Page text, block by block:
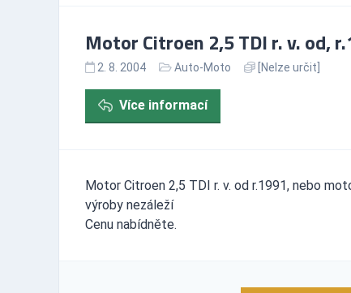
Motor Citroen 2,5 TDI r. v. od,
2. 8. 2004 Auto-Moto [Nelze určit]
Více informací
Motor Citroen 2,5 TDI r. v. od r.1991, nebo
výroby nezáleží
Cenu nabídněte.